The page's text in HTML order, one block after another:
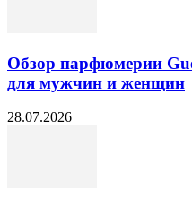
Обзор парфюмерии
для мужчин и женщин
28.07.2026